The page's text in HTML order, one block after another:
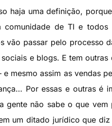
haja uma definição,
de TI e todos
passar pelo processo
e blogs. E tem outras
mesmo assim as vendas
Por essas e outras é
gente não sabe o que
um ditado jurídico que